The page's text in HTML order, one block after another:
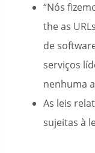
“Nós
the as
de
serviços
nenhuma
As leis
sujeitas à